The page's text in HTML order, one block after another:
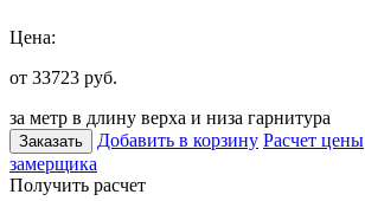
Цена:
от 33723 руб.
за метр в длину верха и низа гарнитура
Заказать Добавить в корзину Расчет цены
замерщика
Получить расчет